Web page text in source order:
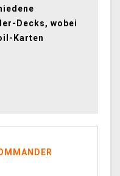
Decks, wobei
Karten